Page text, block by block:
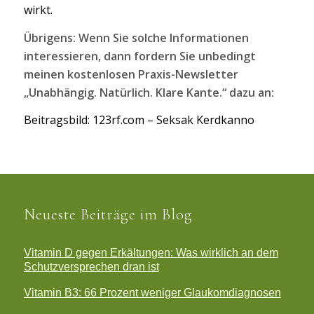
wirkt.
Übrigens: Wenn Sie solche Informationen
interessieren, dann fordern Sie unbedingt
meinen kostenlosen Praxis-Newsletter
„Unabhängig. Natürlich. Klare Kante.“ dazu an:
Beitragsbild: 123rf.com – Seksak Kerdkanno
Neueste Beiträge im Blog
Vitamin D gegen Erkältungen: Was wirklich an dem
Schutzversprechen dran ist
Vitamin B3: 66 Prozent weniger Glaukomdiagnosen